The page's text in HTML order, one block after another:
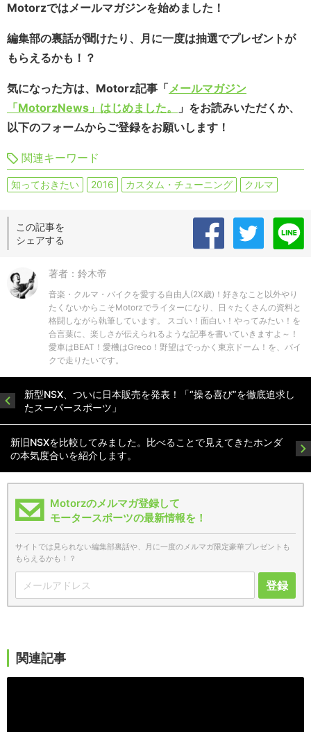
Motorzではメールマガジンを始めました！
編集部の裏話が聞けたり、月に一度は抽選でプレゼントが
もらえるかも！？
気になった方は、Motorz記事「メールマガジン
「MotorzNews」はじめました。
」をお読みいただくか、
以下のフォームからご登録をお願いします！
関連キーワード
知っておきたい 2016 カスタム・チューニング クルマ
この記事を
シェアする
著者：鈴木帝
音楽・クルマ・バイクを愛する自由人(2X歳)！好きなこと以外やり
たくないからこそMotorzでライターになり、日々たくさんの資料と
格闘しながら執筆しています。 スゴい！面白い！やってみたい！を
合言葉に、楽しさが伝えられるような記事を書いていきますよ～！
愛車はBEAT！愛機はGreco！野望はでっかく東京ドーム！を、バイ
クで走りたいです。
新型NSX、ついに日本販売を発表！「“操る喜び”を徹底追求し
たスーパースポーツ」
新旧NSXを比較してみました。比べることで見えてきたホンダ
の本気度合いを紹介します。
Motorzのメルマガ登録して
モータースポーツの最新情報を！
サイトでは見られない編集部裏話や、月に一度のメルマガ限定豪華プレゼントも
もらえるかも！？
登録
関連記事